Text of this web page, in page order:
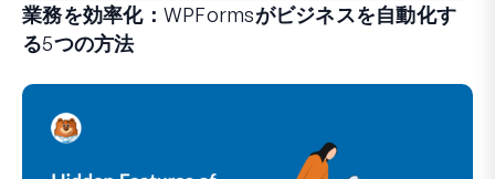
業務を効率化：WPFormsがビジネスを自動化す
る5つの方法